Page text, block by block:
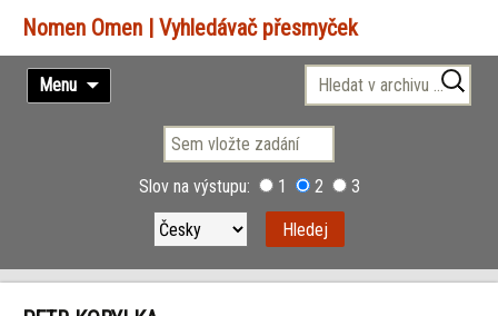
Vyhledávač přesmyček
Menu
Přejít
k
Vyhledávání
Slov na výstupu: 1 2 3